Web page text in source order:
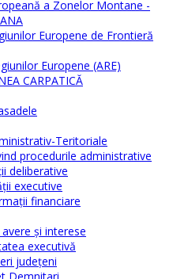
a Zonelor Montane -
Europene de Frontieră
Europene (ARE)
CARPATICĂ
Teritoriale
procedurile administrative
deliberative
executive
financiare
şi interese
executivă
judeţeni